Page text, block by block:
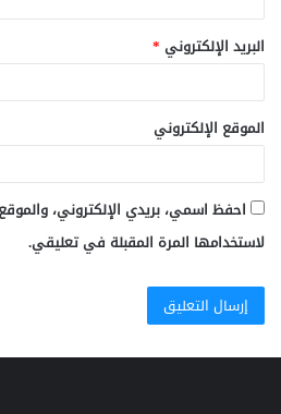
البريد الإلكتروني *
الموقع الإلكتروني
احفظ اسمي، بريدي الإلكتروني،
لاستخدامها المرة المقبلة في تعليقي.